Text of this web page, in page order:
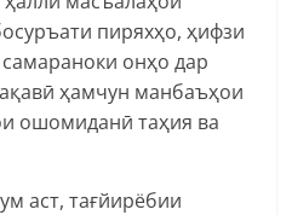
пиряхҳо, ҳифзи
онҳо дар
ҳамчун манбаъҳои
ошомиданӣ таҳия ва
аст, тағйирёбии